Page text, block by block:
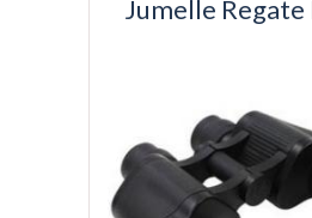
Jumelle Regate